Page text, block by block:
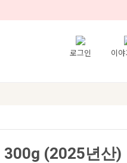
로그인 이
300g (2025년산)